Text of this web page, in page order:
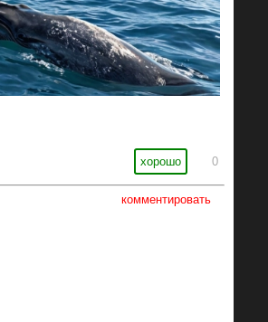
хорошо 0
комментировать